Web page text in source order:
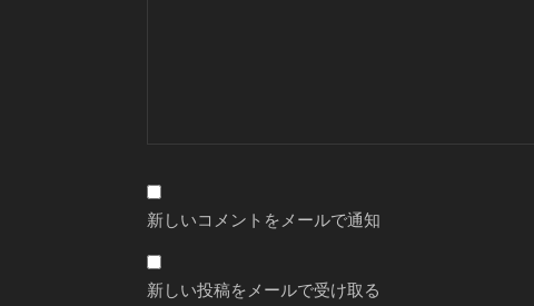
新しいコメントをメールで通知
新しい投稿をメールで受け取る